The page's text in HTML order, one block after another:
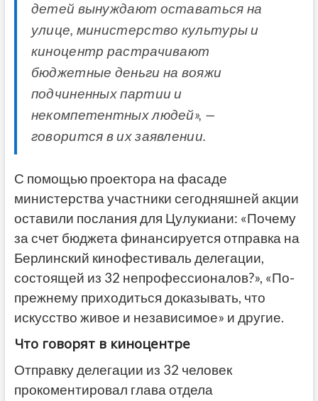
детей вынуждают оставаться на
улице, министерство культуры и
киноцентр растрачивают
бюджетные деньги на вояжи
подчиненных партии и
некомпетентных людей», —
говорится в их заявлении.
С помощью проектора на фасаде
министерства участники сегодняшней акции
оставили послания для Цулукиани: «Почему
за счет бюджета финансируется отправка на
Берлинский кинофестиваль делегации,
состоящей из 32 непрофессионалов?», «По-
прежнему приходиться доказывать, что
искусство живое и независимое» и другие.
Что говорят в киноцентре
Отправку делегации из 32 человек
прокоментировал глава отдела